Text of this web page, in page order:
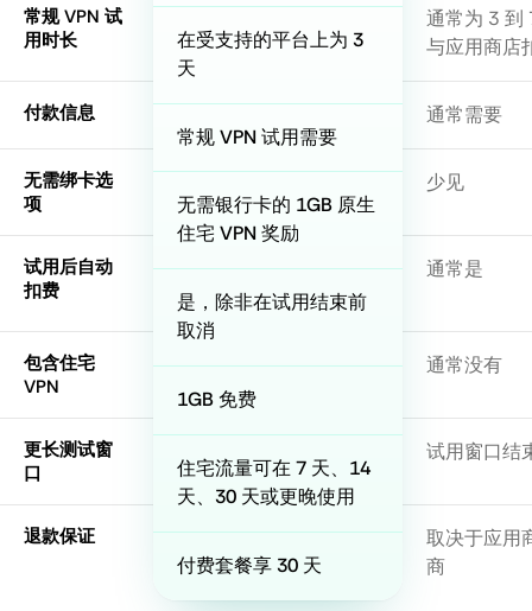
常规 VPN 试
用时长
付款信息
无需绑卡选
项
试用后自动
扣费
包含住宅
VPN
更长测试窗
口
退款保证
通常为 3 到
与应用商店
通常需要
少见
通常是
通常没有
试用窗口结
取决于应用
商
在受支持的平台上为 3
天
常规 VPN 试用需要
无需银行卡的 1GB 原生
住宅 VPN 奖励
是，除非在试用结束前
取消
1GB 免费
住宅流量可在 7 天、14
天、30 天或更晚使用
付费套餐享 30 天